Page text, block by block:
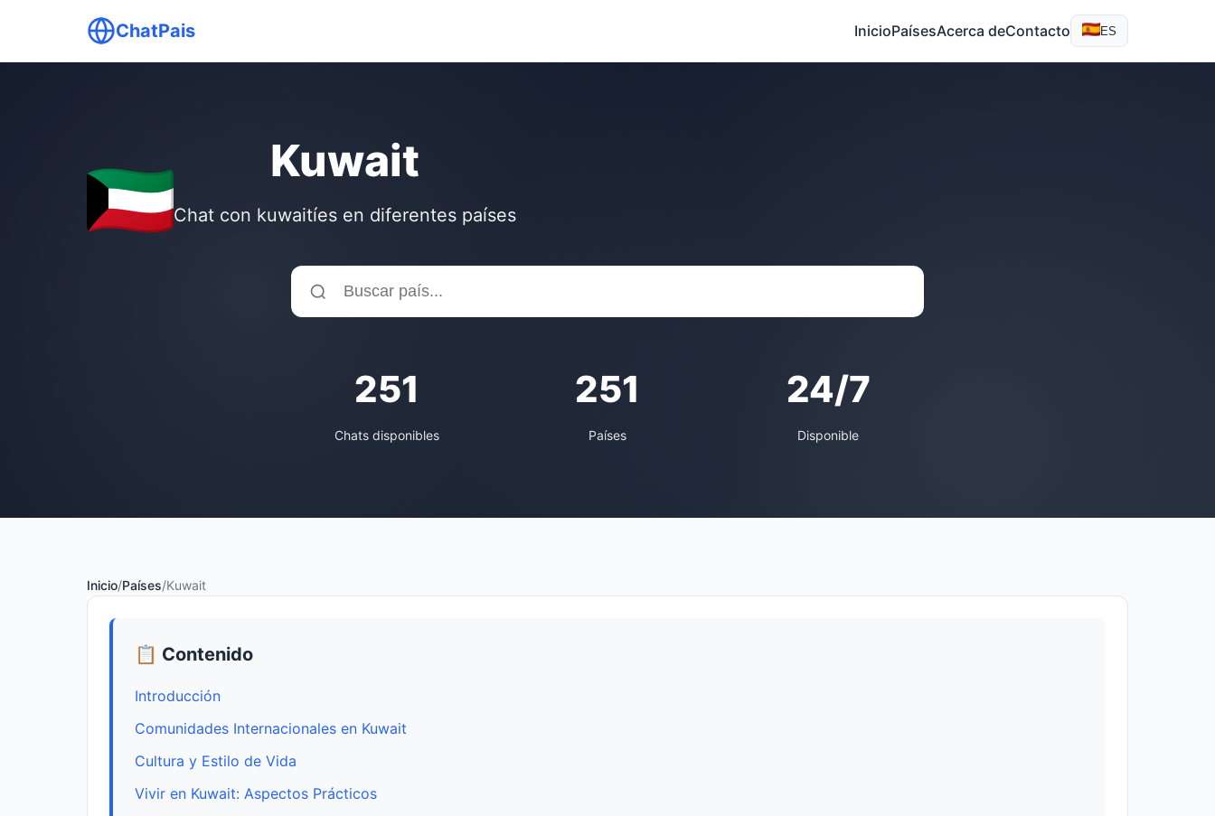
ChatPais InicioPaísesAcerca deContacto ES
Kuwait
Chat con kuwaitíes en diferentes países
251
Chats disponibles
251
Países
24/7
Disponible
Inicio/Países/Kuwait
📋 Contenido
Introducción
Comunidades Internacionales en Kuwait
Cultura y Estilo de Vida
Vivir en Kuwait: Aspectos Prácticos